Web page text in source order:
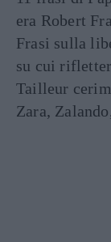
era Robert
Frasi sulla
su cui
Tailleur
Zara,